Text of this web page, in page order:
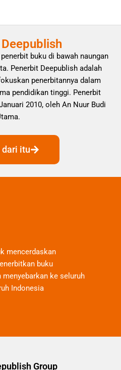
buku di bawah naungan
Penerbit Deepublish adalah
penerbitannya dalam
pendidikan tinggi. Penerbit
2010, oleh An Nuur Budi
dari itu
mencerdaskan
buku
ke seluruh
Indonesia
Group